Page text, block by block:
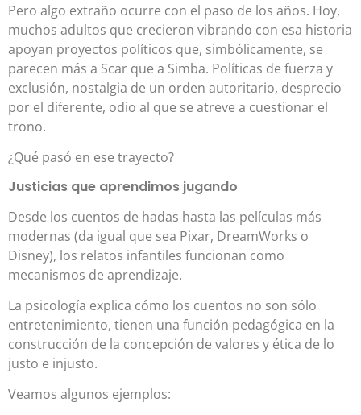
Pero algo extraño ocurre con el paso de los años. Hoy,
muchos adultos que crecieron vibrando con esa historia
apoyan proyectos políticos que, simbólicamente, se
parecen más a Scar que a Simba. Políticas de fuerza y
exclusión, nostalgia de un orden autoritario, desprecio
por el diferente, odio al que se atreve a cuestionar el
trono.
¿Qué pasó en ese trayecto?
Justicias que aprendimos jugando
Desde los cuentos de hadas hasta las películas más
modernas (da igual que sea Pixar, DreamWorks o
Disney), los relatos infantiles funcionan como
mecanismos de aprendizaje.
La psicología explica cómo los cuentos no son sólo
entretenimiento, tienen una función pedagógica en la
construcción de la concepción de valores y ética de lo
justo e injusto.
Veamos algunos ejemplos: